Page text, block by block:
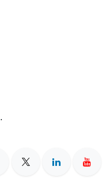
.